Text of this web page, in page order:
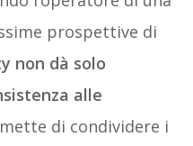
prospettive di
non dà solo
alle
di condividere i